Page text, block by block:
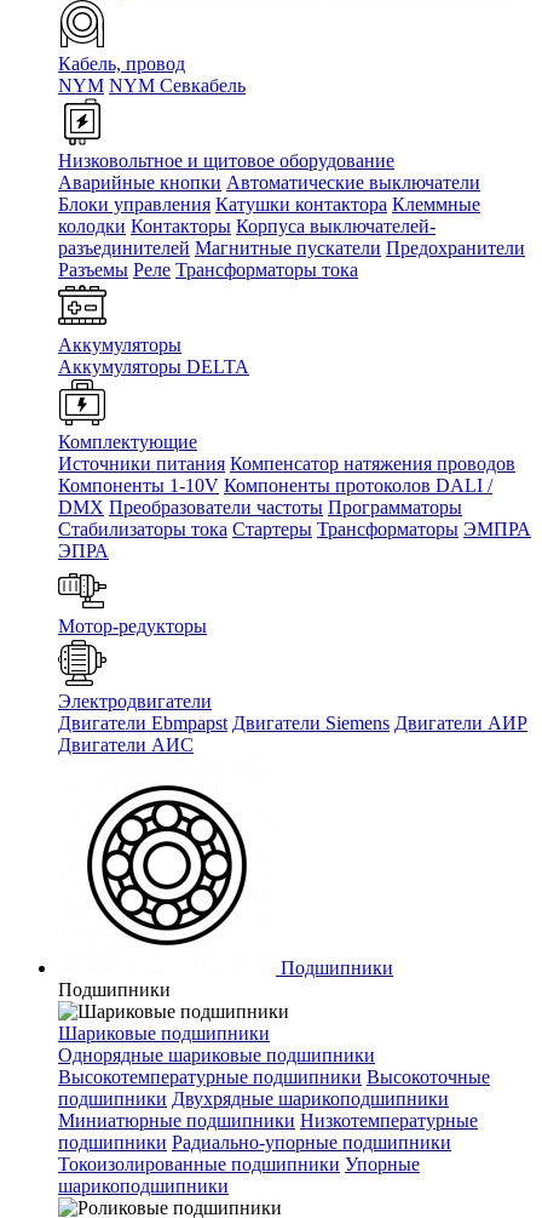
Кабель, провод
NYM NYM Севкабель
Низковольтное и щитовое оборудование
Аварийные кнопки Автоматические выключатели
Блоки управления Катушки контактора Клеммные
колодки Контакторы Корпуса выключателей-
разъединителей Магнитные пускатели Предохранители
Разъемы Реле Трансформаторы тока
Аккумуляторы
Аккумуляторы DELTA
Комплектующие
Источники питания Компенсатор натяжения проводов
Компоненты 1-10V Компоненты протоколов DALI /
DMX Преобразователи частоты Программаторы
Стабилизаторы тока Стартеры Трансформаторы ЭМПРА
ЭПРА
Мотор-редукторы
Электродвигатели
Двигатели Ebmpapst Двигатели Siemens Двигатели АИР
Двигатели АИС
Подшипники
Подшипники
Шариковые подшипники
Однорядные шариковые подшипники
Высокотемпературные подшипники Высокоточные
подшипники Двухрядные шарикоподшипники
Миниатюрные подшипники Низкотемпературные
подшипники Радиально-упорные подшипники
Токоизолированные подшипники Упорные
шарикоподшипники